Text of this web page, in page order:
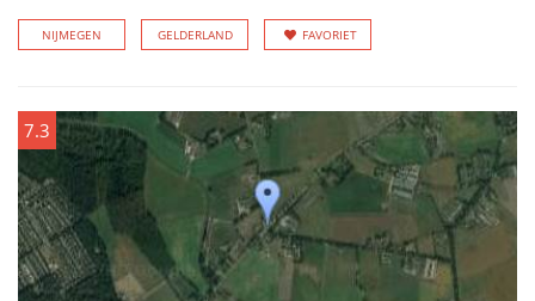
NIJMEGEN GELDERLAND FAVORIET
7.3